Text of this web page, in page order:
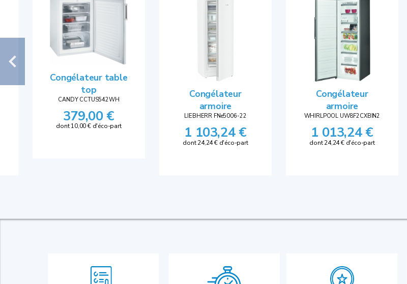
Congélateur table
top
CANDY CCTUS542WH
379,00 €
dont 10,00 € d'éco-part
Congélateur
armoire
LIEBHERR FNe5006-22
1 103,24 €
dont 24,24 € d'éco-part
Congélateur
armoire
WHIRLPOOL UW8F2CXBIN2
1 013,24 €
dont 24,24 € d'éco-part